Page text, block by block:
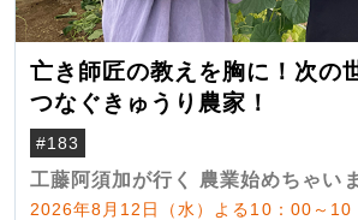
亡き師匠の教えを胸に！次の
つなぐきゅうり農家！
#183
工藤阿須加が行く 農業始めちゃい
2026年8月12日（水）よる10：00～10